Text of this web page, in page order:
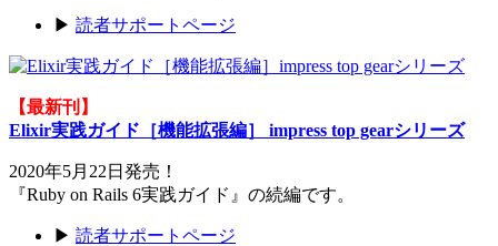
▶ 読者サポートページ
【最新刊】
Elixir実践ガイド［機能拡張編］ impress top gearシリーズ
2020年5月22日発売！
『Ruby on Rails 6実践ガイド』の続編です。
▶ 読者サポートページ